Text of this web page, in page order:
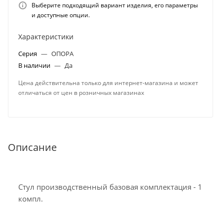
Выберите подходящий вариант изделия, его параметры
и доступные опции.
Характеристики
Серия — ОПОРА
В наличии — Да
Цена действительна только для интернет-магазина и может
отличаться от цен в розничных магазинах
Описание
Стул производственный базовая комплектация - 1
компл.